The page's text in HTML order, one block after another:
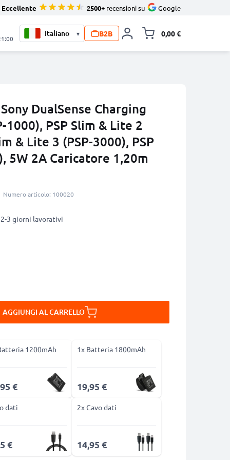
Eccellente 2500+ recensioni su Google
▾ B2B 0,00 €
DualSense Charging
1000), PSP Slim & Lite 2
& Lite 3 (PSP-3000), PSP
5W 2A Caricatore 1,20m
Numero articolo: 100020
2-3 giorni lavorativi
AGGIUNGI AL CARRELLO
1200mAh
€
1x Batteria 1800mAh
19,95 €
dati
€
2x Cavo dati
14,95 €